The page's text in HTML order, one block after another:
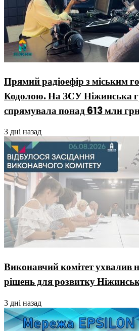
Прямий радіоефір з міським
Кодолою. На ЗСУ Ніжинська
спрямувала понад 613 млн
3 дні назад
Виконавчий комітет ухвалив
рішень для розвитку
3 дні назад